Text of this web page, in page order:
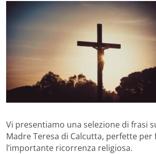
Vi presentiamo una selezione di frasi
Madre Teresa di Calcutta, perfette per
l’importante ricorrenza religiosa.